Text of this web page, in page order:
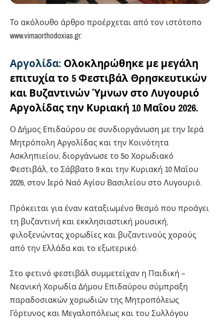
Το ακόλουθο άρθρο προέρχεται από τον ιστότοπο
www.vimaorthodoxias.gr:
Αργολίδα: Ολοκληρώθηκε με μεγάλη
επιτυχία το 5 Φεστιβάλ Θρησκευτικών
και Βυζαντινών Ύμνων στο Λυγουριό
Αργολίδας την Κυριακή 10 Μαΐου 2026.
Ο Δήμος Επιδαύρου σε συνδιοργάνωση με την Ιερά
Μητρόπολη Αργολίδας και την Κοινότητα
Ασκληπιείου, διοργάνωσε το 5ο Χορωδιακό
Φεστιβάλ, το Σάββατο 9 και την Κυριακή 10 Μαΐου
2026, στον Ιερό Ναό Αγίου Βασιλείου στο Λυγουριό.
Πρόκειται για έναν καταξιωμένο θεσμό που προάγει
τη βυζαντινή και εκκλησιαστική μουσική,
φιλοξενώντας χορωδίες και βυζαντινούς χορούς
από την Ελλάδα και το εξωτερικό.
Στο φετινό φεστιβάλ συμμετείχαν η Παιδική –
Νεανική Χορωδία Δήμου Επιδαύρου σύμπραξη
παραδοσιακών χορωδιών της Μητροπόλεως
Γόρτυνος και Μεγαλοπόλεως και του Συλλόγου